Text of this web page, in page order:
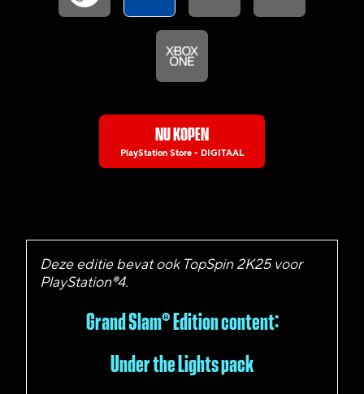
NU KOPEN
PlayStation Store - DIGITAAL
Deze editie bevat ook TopSpin 2K25 voor
PlayStation®4.
Grand Slam® Edition content:
Under the Lights pack